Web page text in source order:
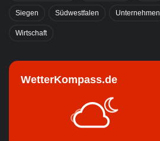
Siegen Südwestfalen Unternehmen
Wirtschaft
WetterKompass.de